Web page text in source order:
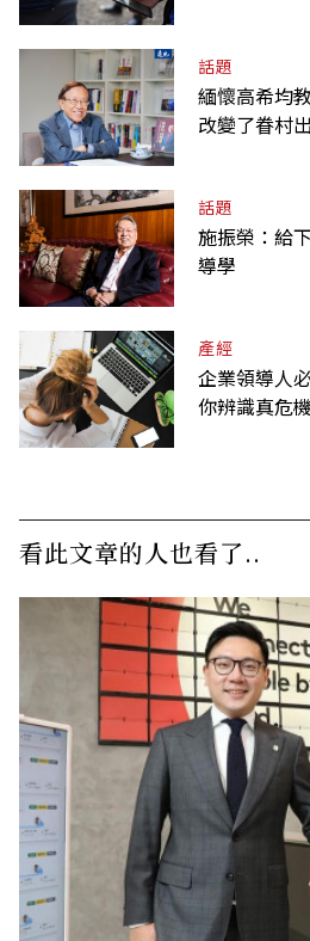
話題
緬懷高希均
改變了眷村
話題
施振榮：給
導學
產經
企業領導人
你辨識真危
看此文章的人也看了..